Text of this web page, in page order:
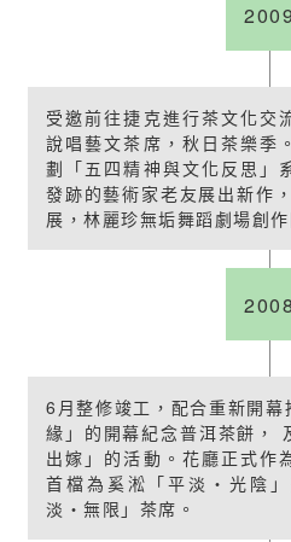
2009
受邀前往捷克進行茶文化交
說唱藝文茶席，秋日茶樂季
劃「五四精神與文化反思」
發跡的藝術家老友展出新作
展，林麗珍無垢舞蹈劇場創作
2008
6月整修竣工，配合重新開
緣」的開幕紀念普洱茶餅，
出嫁」的活動。花廳正式作
首檔為奚淞「平淡‧光陰
淡‧無限」茶席。